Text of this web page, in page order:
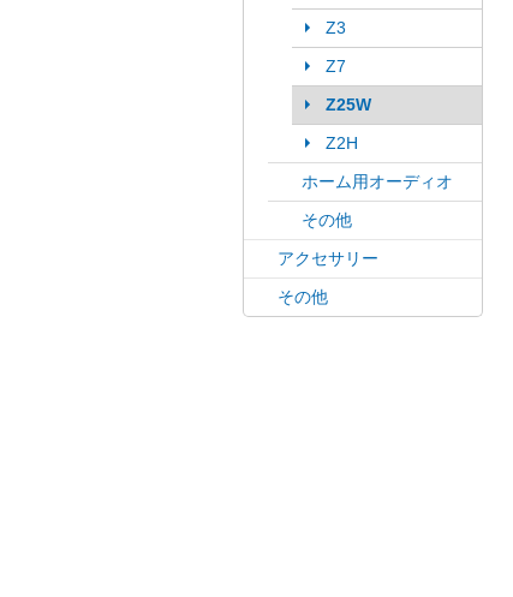
Z3
Z7
Z25W
Z2H
ホーム用オーディオ
その他
アクセサリー
その他